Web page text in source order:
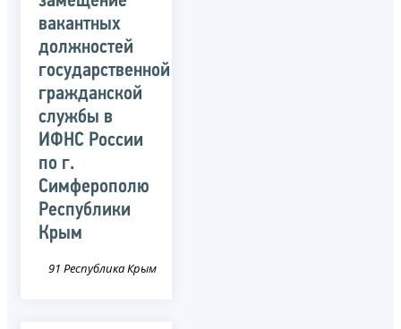
вакантных
должностей
государственной
гражданской
службы в
ИФНС России
по г.
Симферополю
Республики
Крым
91 Республика Крым